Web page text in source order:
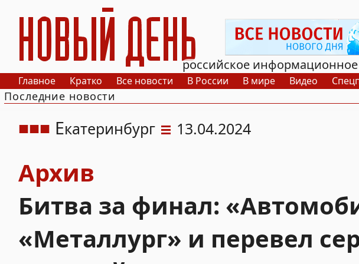
РИА Новый День
российское информационное
Главное Кратко Все новости В России В мире Видео
Последние новости
Екатеринбург 13.04.2024
Архив
Битва за финал:
«Металлург» и перевел